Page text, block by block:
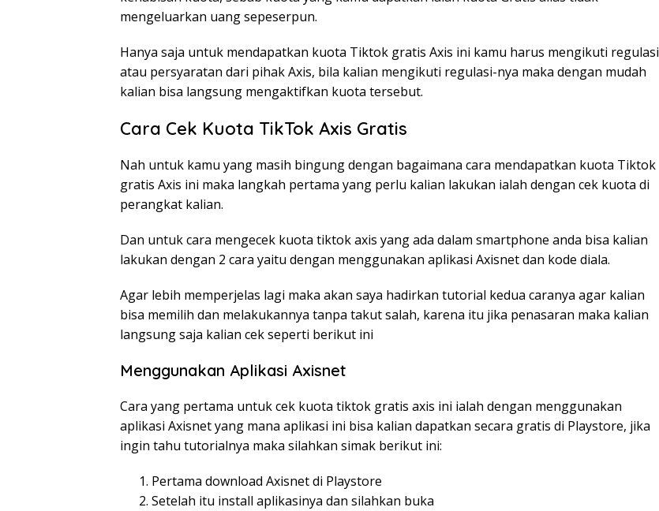
mengeluarkan uang sepeserpun.
Hanya saja untuk mendapatkan kuota Tiktok gratis Axis ini kamu harus mengikuti regulasi
atau persyaratan dari pihak Axis, bila kalian mengikuti regulasi-nya maka dengan mudah
kalian bisa langsung mengaktifkan kuota tersebut.
Cara Cek Kuota TikTok Axis Gratis
Nah untuk kamu yang masih bingung dengan bagaimana cara mendapatkan kuota Tiktok
gratis Axis ini maka langkah pertama yang perlu kalian lakukan ialah dengan cek kuota di
perangkat kalian.
Dan untuk cara mengecek kuota tiktok axis yang ada dalam smartphone anda bisa kalian
lakukan dengan 2 cara yaitu dengan menggunakan aplikasi Axisnet dan kode diala.
Agar lebih memperjelas lagi maka akan saya hadirkan tutorial kedua caranya agar kalian
bisa memilih dan melakukannya tanpa takut salah, karena itu jika penasaran maka kalian
langsung saja kalian cek seperti berikut ini
Menggunakan Aplikasi Axisnet
Cara yang pertama untuk cek kuota tiktok gratis axis ini ialah dengan menggunakan
aplikasi Axisnet yang mana aplikasi ini bisa kalian dapatkan secara gratis di Playstore, jika
ingin tahu tutorialnya maka silahkan simak berikut ini:
Pertama download Axisnet di Playstore
Setelah itu install aplikasinya dan silahkan buka